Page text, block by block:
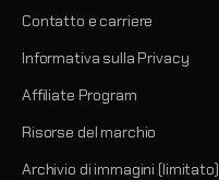
Contatto e carriere
Informativa sulla Privacy
Affiliate Program
Risorse del marchio
Archivio di immagini (limitato)